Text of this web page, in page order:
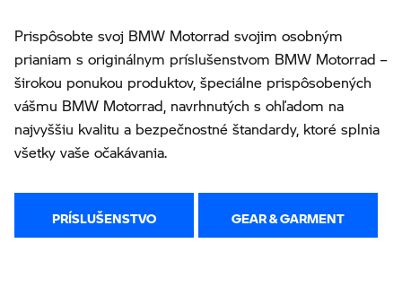
Prispôsobte svoj BMW Motorrad svojim osobným
prianiam s originálnym príslušenstvom BMW Motorrad –
širokou ponukou produktov, špeciálne prispôsobených
vášmu BMW Motorrad, navrhnutých s ohľadom na
najvyššiu kvalitu a bezpečnostné štandardy, ktoré splnia
všetky vaše očakávania.
PRÍSLUŠENSTVO GEAR & GARMENT